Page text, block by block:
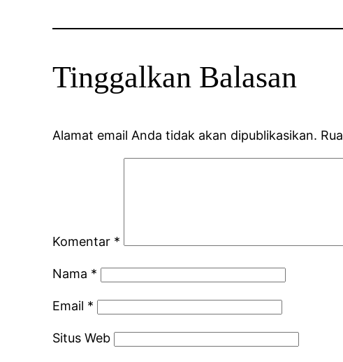
Tinggalkan Balasan
Alamat email Anda tidak akan dipublikasikan.
Komentar *
Nama *
Email *
Situs Web